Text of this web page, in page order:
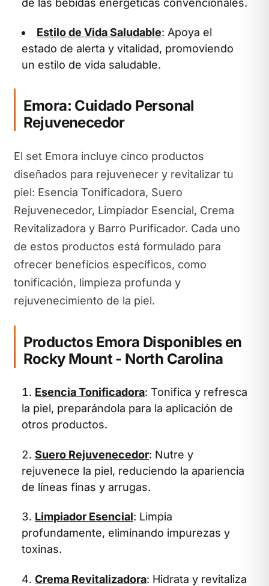
Estilo de Vida Saludable: Apoya el
estado de alerta y vitalidad, promoviendo
un estilo de vida saludable.
Emora: Cuidado Personal
Rejuvenecedor
El set Emora incluye cinco productos
diseñados para rejuvenecer y revitalizar tu
piel: Esencia Tonificadora, Suero
Rejuvenecedor, Limpiador Esencial, Crema
Revitalizadora y Barro Purificador. Cada uno
de estos productos está formulado para
ofrecer beneficios específicos, como
tonificación, limpieza profunda y
rejuvenecimiento de la piel.
Productos Emora Disponibles en
Rocky Mount - North Carolina
Esencia Tonificadora: Tonifica y refresca
la piel, preparándola para la aplicación de
otros productos.
Suero Rejuvenecedor: Nutre y
rejuvenece la piel, reduciendo la apariencia
de líneas finas y arrugas.
Limpiador Esencial: Limpia
profundamente, eliminando impurezas y
toxinas.
Crema Revitalizadora: Hidrata y revitaliza